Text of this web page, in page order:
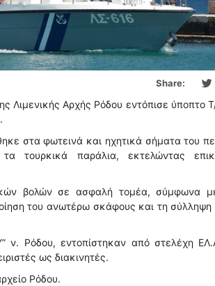
Share:
Λιμενικής Αρχής Ρόδου εντόπισε ύποπτο
στα φωτεινά και ηχητικά σήματα του
τουρκικά παράλια, εκτελώντας
βολών σε ασφαλή τομέα, σύμφωνα
του ανωτέρω σκάφους και τη
ν. Ρόδου, εντοπίστηκαν από στελέχη
ως διακινητές.
Ρόδου.